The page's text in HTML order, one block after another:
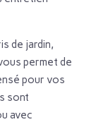
de jardin,
permet de
pour vos
sont
avec